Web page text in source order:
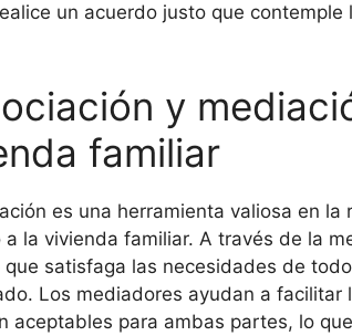
un acuerdo justo que
y
familiar
es una herramienta valiosa en
a la vivienda familiar. A través de la
que satisfaga las necesidades de
Los mediadores ayudan a
aceptables para ambas partes, lo